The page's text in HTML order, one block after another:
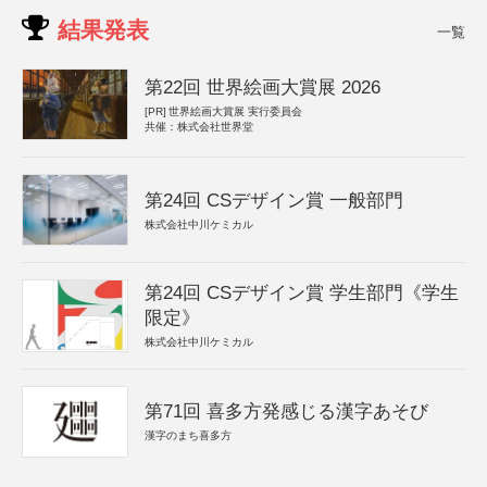
結果発表 一覧
第22回 世界絵画大賞展 2026
[PR] 世界絵画大賞展 実行委員会
共催：株式会社世界堂
第24回 CSデザイン賞 一般部門
株式会社中川ケミカル
第24回 CSデザイン賞 学生部門《学生
限定》
株式会社中川ケミカル
第71回 喜多方発感じる漢字あそび
漢字のまち喜多方